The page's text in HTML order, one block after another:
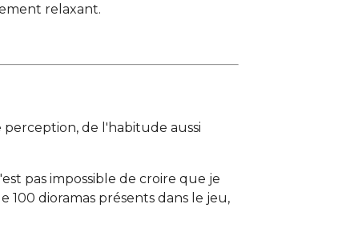
relaxant.
de l'habitude aussi
pas impossible de croire que je
100 dioramas présents dans le jeu,